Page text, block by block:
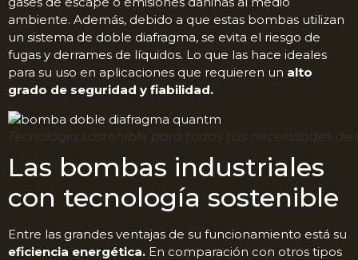
ambiente. Además, debido a que estas bombas utilizan
un sistema de doble diafragma, se evita el riesgo de
fugas y derrames de líquidos. Lo que las hace ideales
para su uso en aplicaciones que requieren un alto
grado de seguridad y fiabilidad.
Tecnología sostenible para todas tus necesidades de
Las bombas industriales
con tecnología sostenible
Entre las grandes ventajas de su funcionamiento está su
eficiencia energética. En comparación con otros tipos